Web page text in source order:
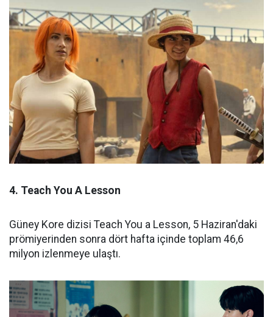
4. Teach You A Lesson
Güney Kore dizisi Teach You a Lesson, 5 Haziran'daki
prömiyerinden sonra dört hafta içinde toplam 46,6
milyon izlenmeye ulaştı.